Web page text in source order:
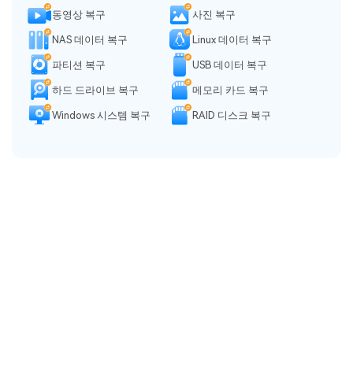
동영상 복구 사진 복구
NAS 데이터 복구 Linux 데이터 복구
파티션 복구 USB 데이터 복구
하드 드라이브 복구 메모리 카드 복구
Windows 시스템 복구 RAID 디스크 복구